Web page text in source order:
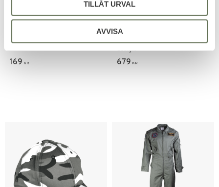
TILLÅT URVAL
AVVISA
Brandit Barn T-Shirt
En hudvänlig bomulls t-shirt med
169 KR
Lägg till i favoriter
Brandit Kids Britannia
Barn Jacka
Snygg och robust jacka i tidlös
design.
679 KR